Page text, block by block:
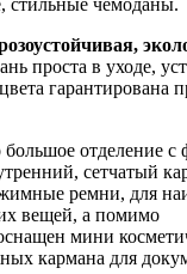
проста в уходе,
гарантирована
большое отделение
сетчатый
ремни, для
вещей, а помимо
мини
кармана для